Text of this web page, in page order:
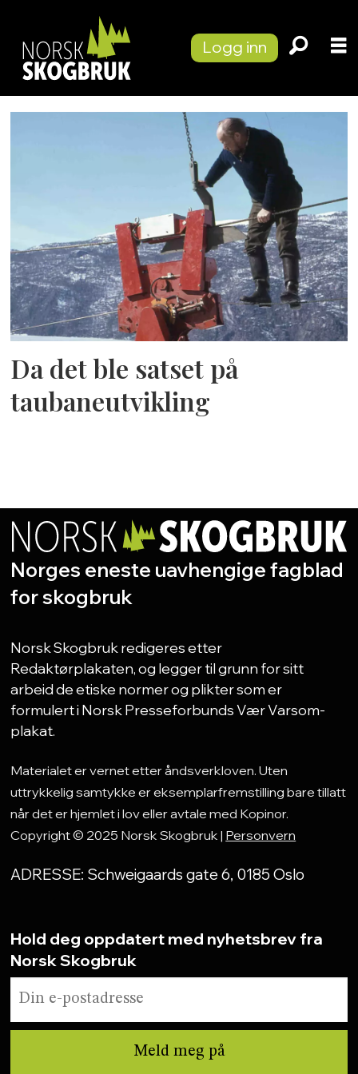
Logg inn
Tag:
Da det ble satset på
taubaneutvikling
Norges eneste uavhengige fagblad
for skogbruk
Norsk Skogbruk redigeres etter
Redaktørplakaten, og legger til grunn for sitt
arbeid de etiske normer og plikter som er
formulert i Norsk Presseforbunds Vær Varsom-
plakat.
Materialet er vernet etter åndsverkloven. Uten
uttrykkelig samtykke er eksemplarfremstilling bare tillatt
når det er hjemlet i lov eller avtale med Kopinor.
Copyright © 2025 Norsk Skogbruk | Personvern
ADRESSE: Schweigaards gate 6, 0185 Oslo
Hold deg oppdatert med nyhetsbrev fra
Norsk Skogbruk